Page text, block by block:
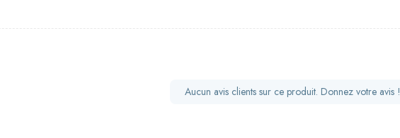
Aucun avis clients sur ce produit. Donnez votre avis !